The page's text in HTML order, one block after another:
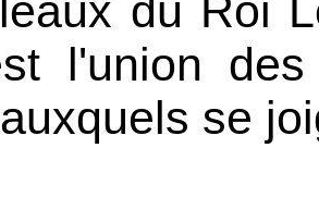
du Roi
l'union
se